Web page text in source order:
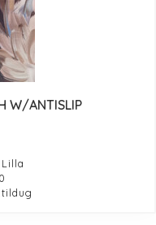
W/ANTISLIP